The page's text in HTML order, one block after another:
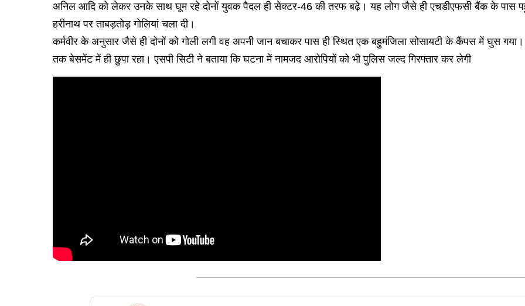
अनिल आदि को लेकर उनके साथ घूम रहे दोनों युवक पैदल ही सेक्टर-46 की तरफ बढ़े। यह लोग जैसे ही एचडीएफसी बैंक के पास
हरीनाथ पर ताबड़तोड़ गोलियां चला दी।
कर्मवीर के अनुसार जैसे ही दोनों को गोली लगी वह अपनी जान बचाकर पास ही स्थित एक बहुमंजिला सोसायटी के कैंपस में घुस
तक बेसमेंट में ही छुपा रहा। एसपी सिटी ने बताया कि घटना में नामजद आरोपियों को भी पुलिस जल्द गिरफ्तार कर लेगी